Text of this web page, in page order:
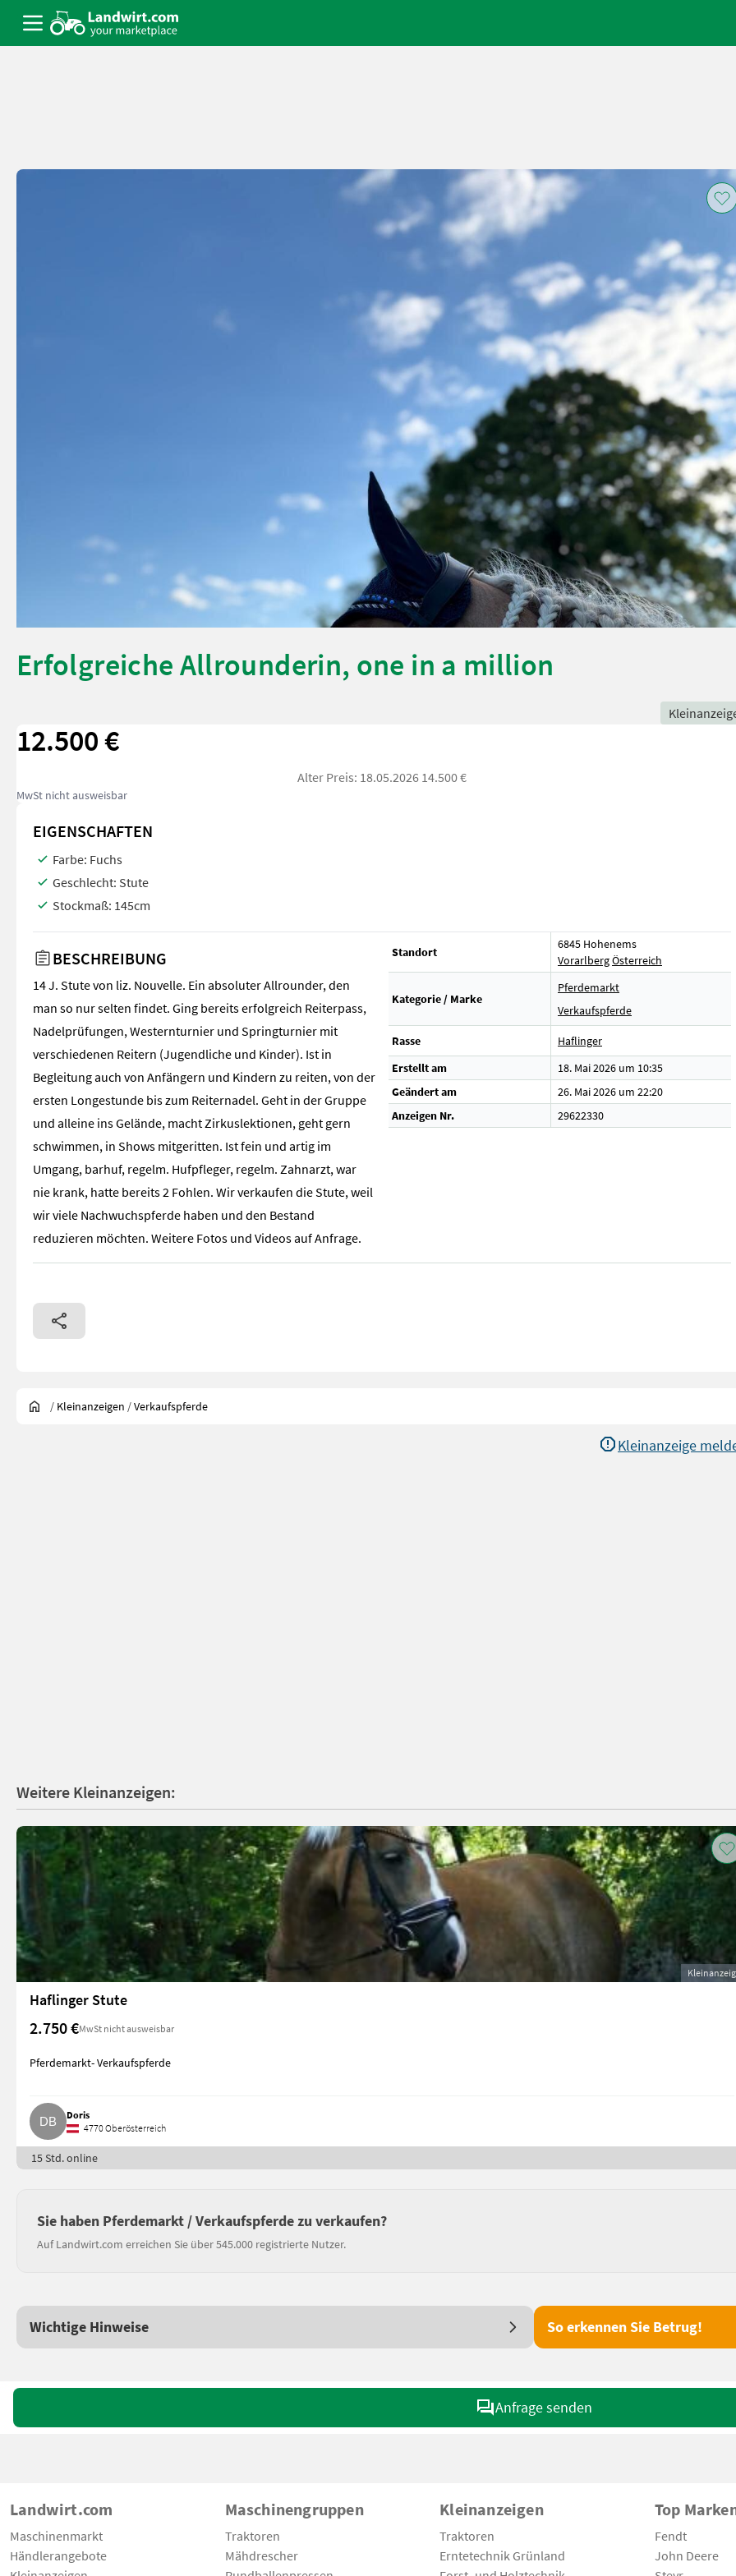
Erfolgreiche Allrounderin, one in a million
12.500 €
Alter Preis: 18.05.2026 14.500 €
MwSt nicht ausweisbar
EIGENSCHAFTEN
Farbe: Fuchs
Geschlecht: Stute
Stockmaß: 145cm
BESCHREIBUNG
14 J. Stute von liz. Nouvelle. Ein absoluter Allrounder, den
man so nur selten findet. Ging bereits erfolgreich Reiterpass,
Nadelprüfungen, Westernturnier und Springturnier mit
verschiedenen Reitern (Jugendliche und Kinder). Ist in
Begleitung auch von Anfängern und Kindern zu reiten, von der
ersten Longestunde bis zum Reiternadel. Geht in der Gruppe
und alleine ins Gelände, macht Zirkuslektionen, geht gern
schwimmen, in Shows mitgeritten. Ist fein und artig im
Umgang, barhuf, regelm. Hufpfleger, regelm. Zahnarzt, war
nie krank, hatte bereits 2 Fohlen. Wir verkaufen die Stute, weil
wir viele Nachwuchspferde haben und den Bestand
reduzieren möchten. Weitere Fotos und Videos auf Anfrage.
Standort
6845 Hohenems
VorarlbergÖsterreich
Kategorie / Marke
Pferdemarkt
Verkaufspferde
Rasse
Haflinger
Erstellt am
18. Mai 2026 um 10:35
Geändert am
26. Mai 2026 um 22:20
Anzeigen Nr.
29622330
/ Kleinanzeigen /Verkaufspferde
Kleinanzeige
Weitere Kleinanzeigen:
Haflinger Stute
2.750 €MwSt nicht ausweisbar
Pferdemarkt- Verkaufspferde
Doris
4770 Oberösterreich
15 Std. online
Sie haben Pferdemarkt / Verkaufspferde zu verkaufen?
Auf Landwirt.com erreichen Sie über 545.000 registrierte Nutzer.
Wichtige Hinweise So erkennen Sie Betrug!
Anfrage senden
Landwirt.com
Maschinenmarkt
Händlerangebote
Maschinengruppen
Traktoren
Mähdrescher
Kleinanzeigen
Traktoren
Erntetechnik Grünland
Top
Fendt
John Deere